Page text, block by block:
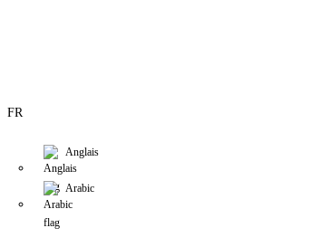
FR
Anglais
Arabic